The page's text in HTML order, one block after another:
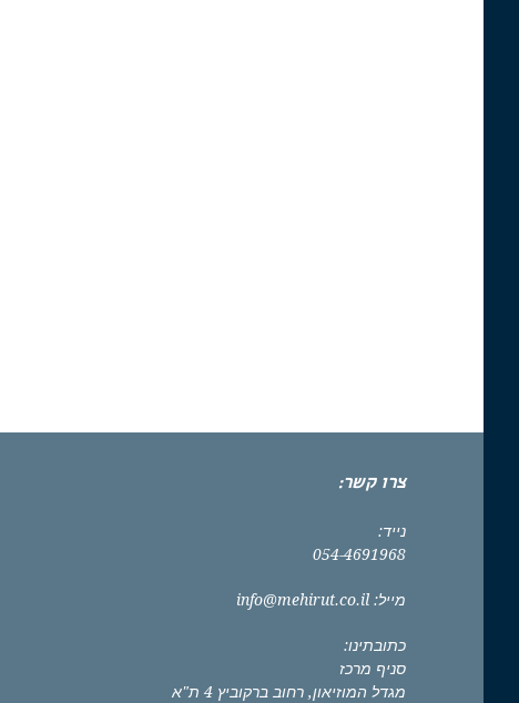
צרו קשר:
נייד:
054-4691968
מייל: info@mehirut.co.il
כתובתינו:
סניף מרכז
מגדל המוזיאון, רחוב ברקוביץ 4 ת"א